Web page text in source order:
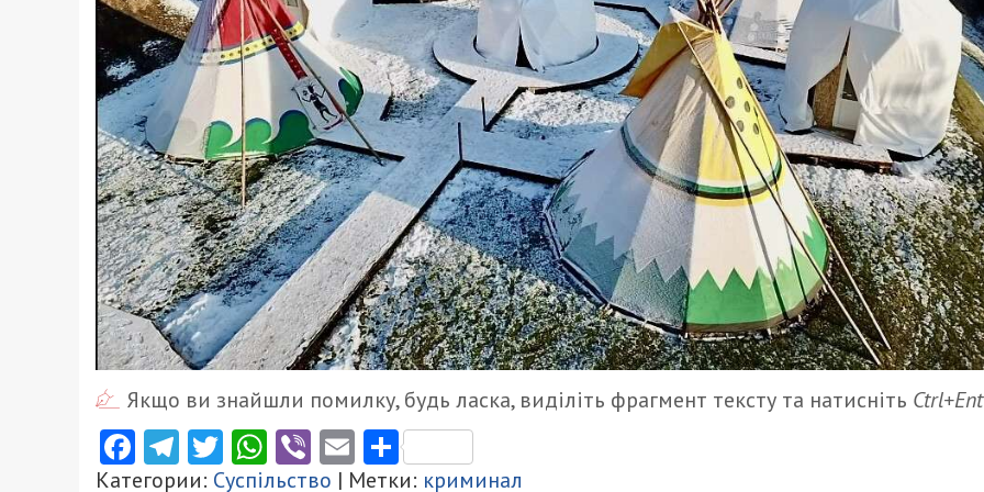
Якщо ви знайшли помилку, будь ласка, виділіть фрагмент тексту та натисніть
Facebook
Telegram
Twitter
WhatsApp
ViberEmailПоділитися
Категории: Суспільство | Метки: криминал